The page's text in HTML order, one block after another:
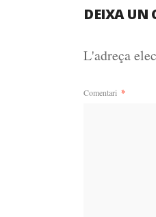
DEIXA UN
L'adreça
Comentari *